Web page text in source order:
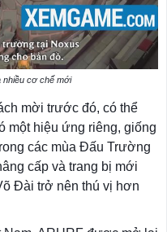
nhiều cơ chế mới
mời trước đó, có thể
một hiệu ứng riêng, giống
các mùa Đấu Trường
cấp và trang bị mới
Đài trở nên thú vị hơn